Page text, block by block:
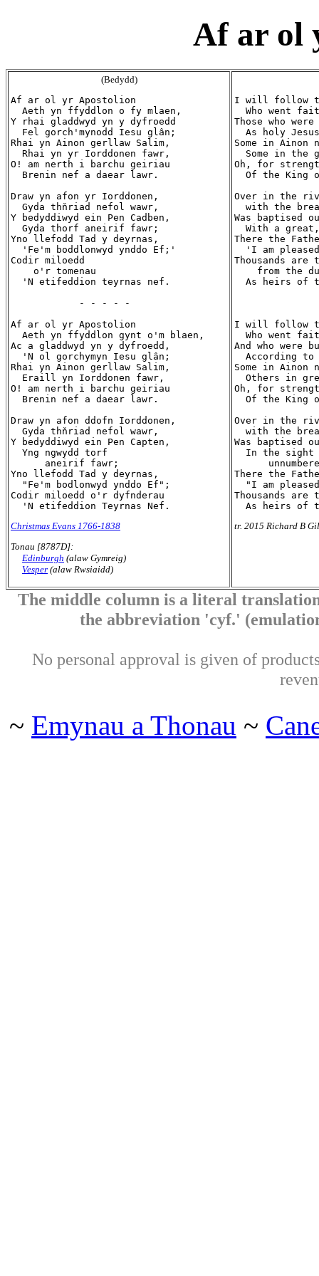
Af ar ol
(Bedydd)
Af ar ol yr Apostolion
  Aeth yn ffyddlon o fy mlaen,
Y rhai gladdwyd yn y dyfroedd
  Fel gorch'mynodd Iesu glân;
Rhai yn Ainon gerllaw Salim,
  Rhai yn yr Iorddonen fawr,
O! am nerth i barchu geiriau
  Brenin nef a daear lawr.
Draw yn afon yr Iorddonen,
  Gyda thňriad nefol wawr,
Y bedyddiwyd ein Pen Cadben,
  Gyda thorf aneirif fawr;
Yno llefodd Tad y deyrnas,
  'Fe'm boddlonwyd ynddo Ef;'
Codir miloedd
    o'r tomenau
  'N etifeddion teyrnas nef.
            - - - - -
Af ar ol yr Apostolion
  Aeth yn ffyddlon gynt o'm blaen,
Ac a gladdwyd yn y dyfroedd,
  'N ol gorchymyn Iesu glân;
Rhai yn Ainon gerllaw Salim,
  Eraill yn Iorddonen fawr,
O! am nerth i barchu geiriau
  Brenin nef a daear lawr.
Draw yn afon ddofn Iorddonen,
  Gyda thňriad nefol wawr,
Y bedyddiwyd ein Pen Capten,
  Yng ngwydd torf
      aneirif fawr;
Yno llefodd Tad y deyrnas,
  "Fe'm bodlonwyd ynddo Ef";
Codir miloedd o'r dyfnderau
Christmas Evans 1766-1838
Tonau [8787D]:
Edinburgh (alaw Gymreig)
Vesper (alaw Rwsiaidd)
I will follow
Who went
Those who
As holy
Some in Ainon
Some in the
Oh, for
Of the King
Over in the
with the
Was baptised
With a
There the
'I am
Thousands are
from the
As heirs of
I will follow
Who went
And who were
According to
Some in Ainon
Others in
Oh, for
Of the King
Over in the
with the
Was baptised
In the sight
There the
"I am
Thousands
tr. 2015 Richard B
The middle column is a literal
the abbreviation 'cyf.'
No personal approval is given of
~ Emynau a Thonau ~